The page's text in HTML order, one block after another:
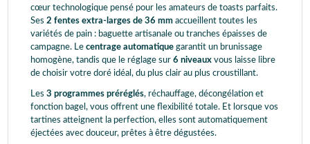
cœur technologique pensé pour les amateurs de toasts parfaits.
Ses 2 fentes extra-larges de 36 mm accueillent toutes les
variétés de pain : baguette artisanale ou tranches épaisses de
campagne. Le centrage automatique garantit un brunissage
homogène, tandis que le réglage sur 6 niveaux vous laisse libre
de choisir votre doré idéal, du plus clair au plus croustillant.
Les 3 programmes préréglés, réchauffage, décongélation et
fonction bagel, vous offrent une flexibilité totale. Et lorsque vos
tartines atteignent la perfection, elles sont automatiquement
éjectées avec douceur, prêtes à être dégustées.